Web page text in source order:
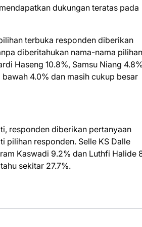
dukungan teratas pada
terbuka responden diberikan
diberitahukan nama-nama pilihan
Haseng 10.8%, Samsu Niang
4.0% dan masih cukup besar
responden diberikan pertanyaan
pilihan responden. Selle KS Dalle
Kaswadi 9.2% dan Luthfi Halide
sekitar 27.7%.